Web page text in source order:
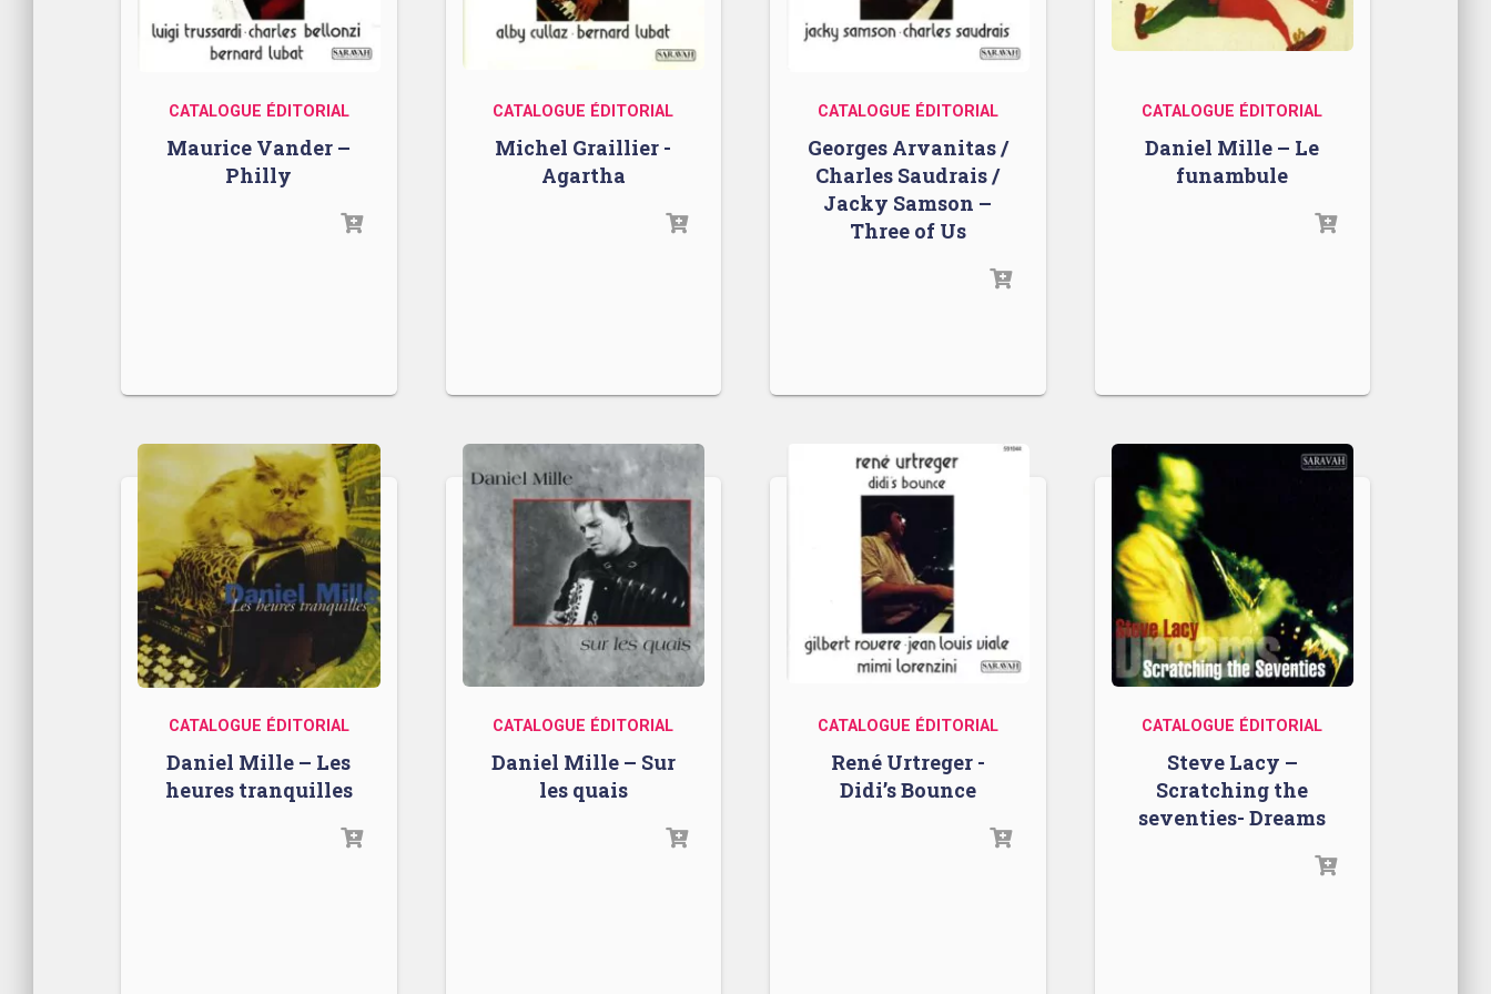
CATALOGUE ÉDITORIAL
Maurice Vander –
Philly
CATALOGUE ÉDITORIAL
Michel Graillier -
Agartha
CATALOGUE ÉDITORIAL
Georges Arvanitas /
Charles Saudrais /
Jacky Samson –
Three of Us
CATALOGUE ÉDITORIAL
Daniel Mille – Le
funambule
CATALOGUE ÉDITORIAL
Daniel Mille – Les
heures tranquilles
CATALOGUE ÉDITORIAL
Daniel Mille – Sur
les quais
CATALOGUE ÉDITORIAL
René Urtreger -
Didi’s Bounce
CATALOGUE ÉDITORIAL
Steve Lacy –
Scratching the
seventies- Dreams